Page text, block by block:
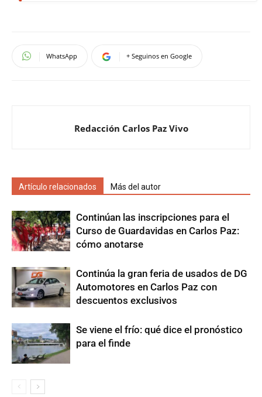
WhatsApp + Seguinos en Google
Redacción Carlos Paz Vivo
Artículo relacionados Más del autor
Continúan las inscripciones para el
Curso de Guardavidas en Carlos Paz:
cómo anotarse
Continúa la gran feria de usados de DG
Automotores en Carlos Paz con
descuentos exclusivos
Se viene el frío: qué dice el pronóstico
para el finde